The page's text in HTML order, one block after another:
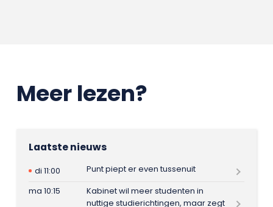
Meer lezen?
Laatste nieuws
di 11:00
Punt piept er even tussenuit
ma 10:15
Kabinet wil meer studenten in
nuttige studierichtingen, maar zegt